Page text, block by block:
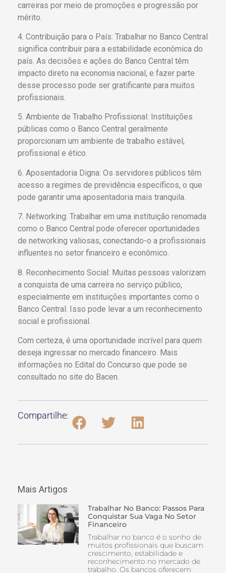
carreiras por meio de promoções e progressão por
mérito.
4. Contribuição para o País: Trabalhar no Banco Central
significa contribuir para a estabilidade econômica do
país. As decisões e ações do Banco Central têm
impacto direto na economia nacional, e fazer parte
desse processo pode ser gratificante para muitos
profissionais.
5. Ambiente de Trabalho Profissional: Instituições
públicas como o Banco Central geralmente
proporcionam um ambiente de trabalho estável,
profissional e ético.
6. Aposentadoria Digna: Os servidores públicos têm
acesso a regimes de previdência específicos, o que
pode garantir uma aposentadoria mais tranquila.
7. Networking: Trabalhar em uma instituição renomada
como o Banco Central pode oferecer oportunidades
de networking valiosas, conectando-o a profissionais
influentes no setor financeiro e econômico.
8. Reconhecimento Social: Muitas pessoas valorizam
a conquista de uma carreira no serviço público,
especialmente em instituições importantes como o
Banco Central. Isso pode levar a um reconhecimento
social e profissional.
Com certeza, é uma oportunidade incrível para quem
deseja ingressar no mercado financeiro. Mais
informações no Edital do Concurso que pode se
consultado no site do Bacen.
Compartilhe:
Mais Artigos
Trabalhar No Banco: Passos Para
Conquistar Sua Vaga No Setor
Financeiro
Trabalhar no banco é o sonho de
muitos profissionais que buscam
crescimento, estabilidade e
reconhecimento no mercado de
trabalho. Os bancos oferecem